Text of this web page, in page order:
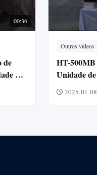
00:36
de
de
Outros vídeos
HT-
Unidade
2025-01-08